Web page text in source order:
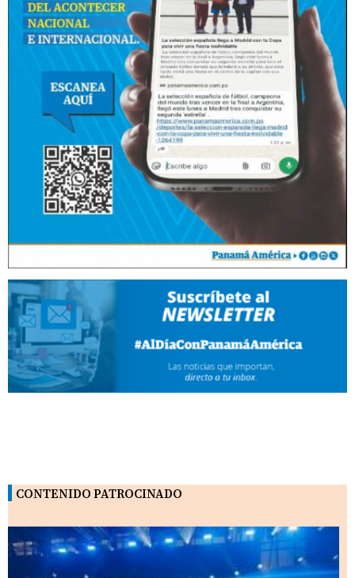
CONTENIDO PATROCINADO